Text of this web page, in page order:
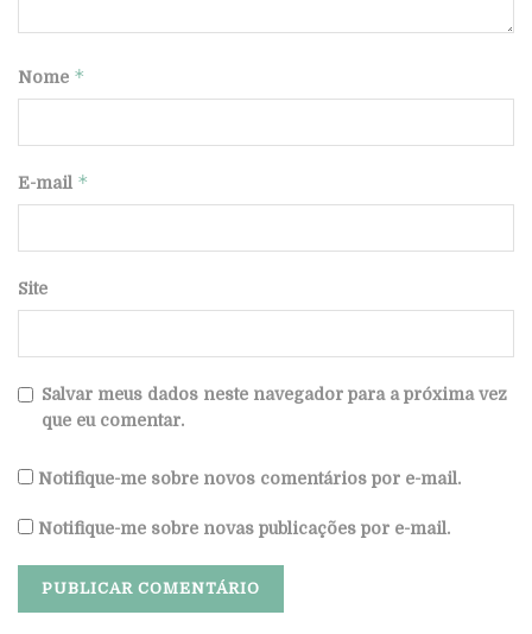
Nome *
E-mail *
Site
Salvar meus dados neste navegador para a próxima vez
que eu comentar.
Notifique-me sobre novos comentários por e-mail.
Notifique-me sobre novas publicações por e-mail.